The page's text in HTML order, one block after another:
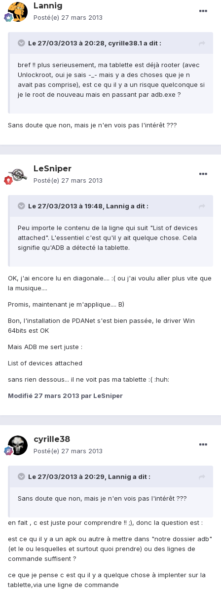
Lannig
Posté(e) 27 mars 2013
Le 27/03/2013 à 20:28, cyrille38.1 a dit :
bref !! plus serieusement, ma tablette est déjà rooter (avec
Unlockroot, oui je sais -_- mais y a des choses que je n
avait pas comprise), est ce qu il y a un risque quelconque si
je le root de nouveau mais en passant par adb.exe ?
Sans doute que non, mais je n'en vois pas l'intérêt ???
LeSniper
Posté(e) 27 mars 2013
Le 27/03/2013 à 19:48, Lannig a dit :
Peu importe le contenu de la ligne qui suit "List of devices
attached". L'essentiel c'est qu'il y ait quelque chose. Cela
signifie qu'ADB a détecté la tablette.
OK, j'ai encore lu en diagonale.... :( ou j'ai voulu aller plus vite que
la musique....
Promis, maintenant je m'applique.... B)
Bon, l'installation de PDANet s'est bien passée, le driver Win
64bits est OK
Mais ADB me sert juste :
List of devices attached
sans rien dessous... il ne voit pas ma tablette :( :huh:
Modifié 27 mars 2013 par LeSniper
cyrille38
Posté(e) 27 mars 2013
Le 27/03/2013 à 20:29, Lannig a dit :
Sans doute que non, mais je n'en vois pas l'intérêt ???
en fait , c est juste pour comprendre !! ;), donc la question est :
est ce qu il y a un apk ou autre à mettre dans "notre dossier adb"
(et le ou lesquelles et surtout quoi prendre) ou des lignes de
commande suffisent ?
ce que je pense c est qu il y a quelque chose à implenter sur la
tablette,via une ligne de commande